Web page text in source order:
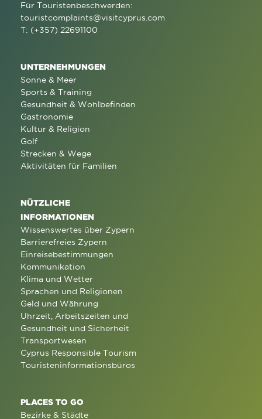
Für Touristenbeschwerden:
touristcomplaints@visitcyprus.com
T: (+357) 22691100
UNTERNEHMUNGEN
Sonne & Meer
Sports & Training
Gesundheit & Wohlbefinden
Gastronomie
Kultur & Religion
Golf
Strecken & Wege
Aktivitäten für Familien
NÜTZLICHE
INFORMATIONEN
Wissenswertes über Zypern
Barrierefreies Zypern
Einreisebestimmungen
Kommunikation
Klima und Wetter
Sprachen und Religionen
Geld und Währung
Uhrzeit, Arbeitszeiten und
Gesundheit und Sicherheit
Transportwesen
Cyprus Responsible Tourism
Touristeninformationsbüros
PLACES TO GO
Bezirke & Städte